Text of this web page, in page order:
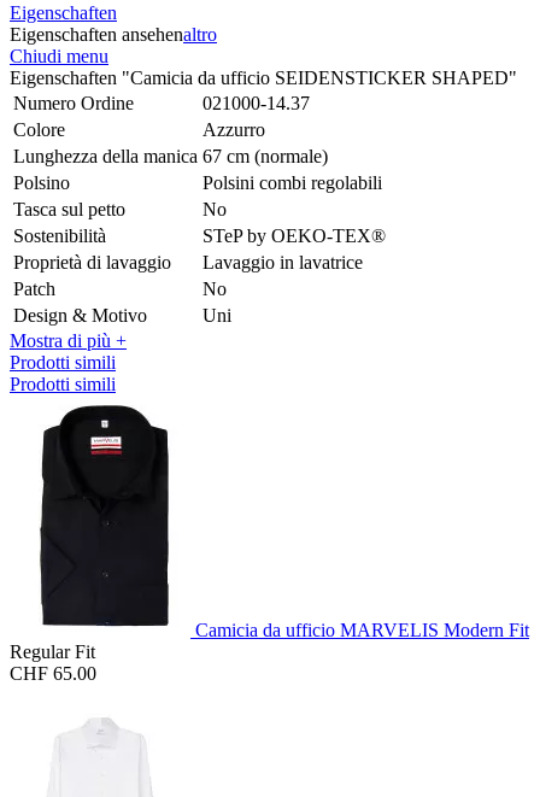
Eigenschaften
Eigenschaften ansehenaltro
Chiudi menu
Eigenschaften "Camicia da ufficio SEIDENSTICKER SHAPED"
Numero Ordine
021000-14.37
Colore
Azzurro
Lunghezza della manica 67 cm (normale)
Polsino
Polsini combi regolabili
Tasca sul petto
No
Sostenibilità
STeP by OEKO-TEX®
Proprietà di lavaggio
Lavaggio in lavatrice
Patch
No
Design & Motivo
Uni
Mostra di più +
Prodotti simili
Prodotti simili
Camicia da ufficio MARVELIS Modern Fit
Regular Fit
CHF 65.00